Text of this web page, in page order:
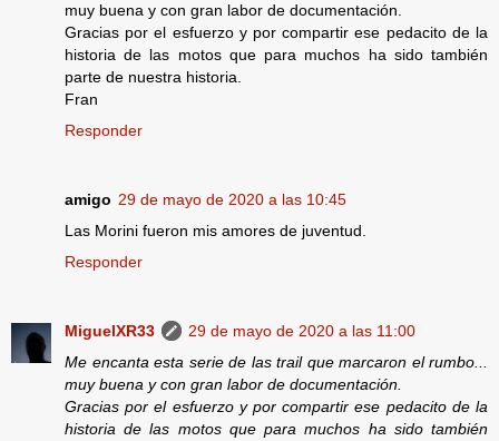
muy buena y con gran labor de documentación.
Gracias por el esfuerzo y por compartir ese pedacito de la
historia de las motos que para muchos ha sido también
parte de nuestra historia.
Fran
Responder
amigo 29 de mayo de 2020 a las 10:45
Las Morini fueron mis amores de juventud.
Responder
MiguelXR33
29 de mayo de 2020 a las 11:00
Me encanta esta serie de las trail que marcaron el rumbo...
muy buena y con gran labor de documentación.
Gracias por el esfuerzo y por compartir ese pedacito de la
historia de las motos que para muchos ha sido también